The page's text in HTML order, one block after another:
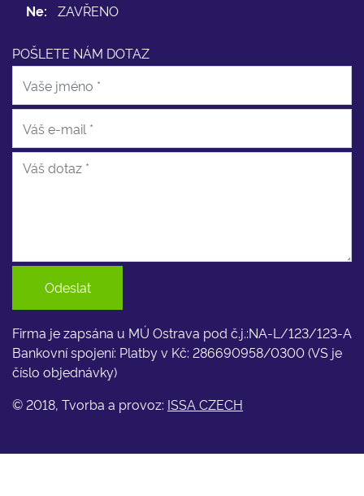
Ne:
ZAVŘENO
POŠLETE NÁM DOTAZ
Odeslat
Firma je zapsána u MÚ Ostrava pod č.j.:NA-L/123/123-A
Bankovní spojení: Platby v Kč: 286690958/0300 (VS je
číslo objednávky)
© 2018, Tvorba a provoz: ISSA CZECH